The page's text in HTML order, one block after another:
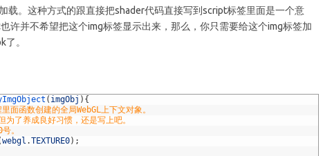
载。这种方式的跟直接把shader代码直接写到script标签里面是一个意
许并不希望把这个img标签显示出来，那么，你只需要给这个img标签加
。
( imgObj ) {
函数创建的全局WebGL上下文对象。
了养成良好习惯，还是写上吧。
。
webgl .TEXTURE0) ;